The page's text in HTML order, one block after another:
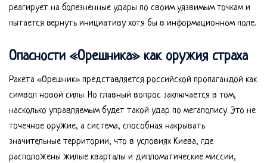
реагирует на болезненные удары по своим уязвимым точкам и
пытается вернуть инициативу хотя бы в информационном поле.
Опасности «Орешника» как оружия страха
Ракета «Орешник» представляется российской пропагандой как
символ новой силы. Но главный вопрос заключается в том,
насколько управляемым будет такой удар по мегаполису. Это не
точечное оружие, а система, способная накрывать
значительные территории, что в условиях Киева, где
расположены жилые кварталы и дипломатические миссии,